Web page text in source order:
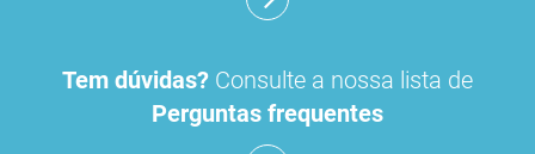
Tem dúvidas? Consulte a nossa lista de
Perguntas frequentes